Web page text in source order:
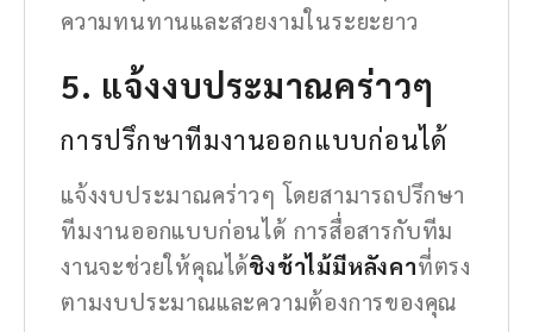
ความทนทานและสวยงามในระยะยาว
5. แจ้งงบประมาณคร่าวๆ
การปรึกษาทีมงานออกแบบก่อนได้
แจ้งงบประมาณคร่าวๆ โดยสามารถปรึกษา
ทีมงานออกแบบก่อนได้ การสื่อสารกับทีม
งานจะช่วยให้คุณได้ชิงช้าไม้มีหลังคาที่ตรง
ตามงบประมาณและความต้องการของคุณ